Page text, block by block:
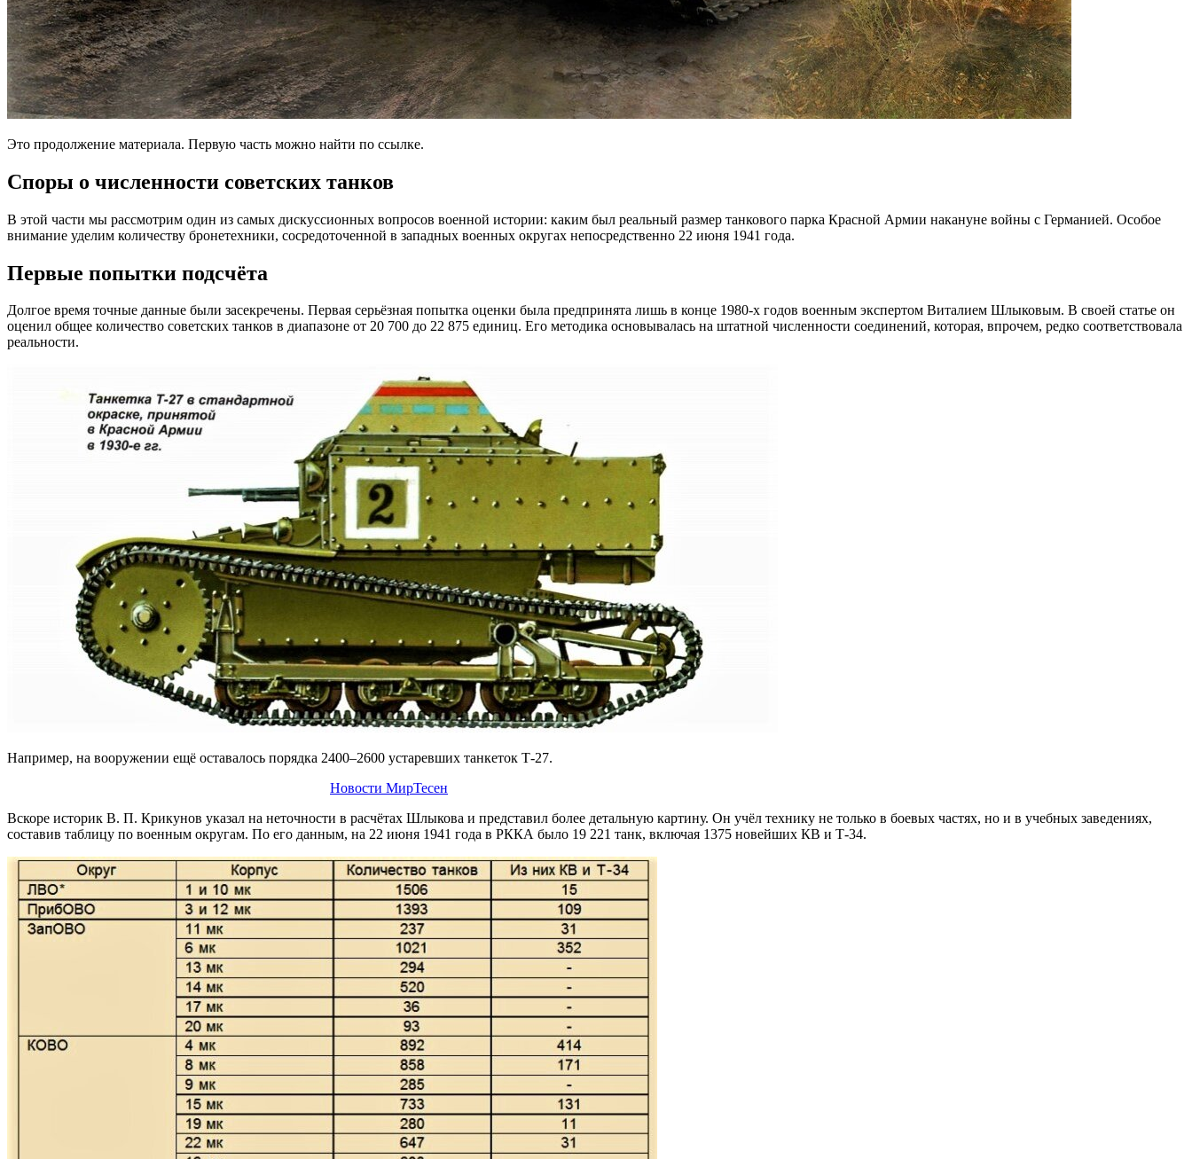
Это продолжение материала. Первую часть можно найти по ссылке.
Споры о численности советских танков
В этой части мы рассмотрим один из самых дискуссионных вопросов военной истории: каким был реальный размер танкового парка Красной Армии накануне войны с Германией. Особое
внимание уделим количеству бронетехники, сосредоточенной в западных военных округах непосредственно 22 июня 1941 года.
Первые попытки подсчёта
Долгое время точные данные были засекречены. Первая серьёзная попытка оценки была предпринята лишь в конце 1980-х годов военным экспертом Виталием Шлыковым. В своей статье он
оценил общее количество советских танков в диапазоне от 20 700 до 22 875 единиц. Его методика основывалась на штатной численности соединений, которая, впрочем, редко соответствовала
реальности.
Например, на вооружении ещё оставалось порядка 2400–2600 устаревших танкеток Т-27.
Новости МирТесен
Вскоре историк В. П. Крикунов указал на неточности в расчётах Шлыкова и представил более детальную картину. Он учёл технику не только в боевых частях, но и в учебных заведениях,
составив таблицу по военным округам. По его данным, на 22 июня 1941 года в РККА было 19 221 танк, включая 1375 новейших КВ и Т-34.